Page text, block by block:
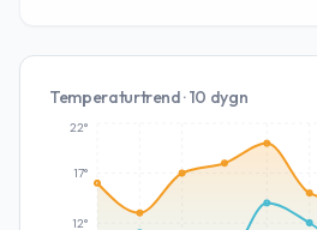
Temperaturtrend · 10 dygn
12°
17°
22°